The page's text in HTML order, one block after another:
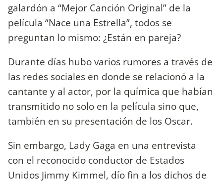
galardón a “Mejor Canción Original” de la
película “Nace una Estrella”, todos se
preguntan lo mismo: ¿Están en pareja?
Durante días hubo varios rumores a través de
las redes sociales en donde se relacionó a la
cantante y al actor, por la química que habían
transmitido no solo en la película sino que,
también en su presentación de los Oscar.
Sin embargo, Lady Gaga en una entrevista
con el reconocido conductor de Estados
Unidos Jimmy Kimmel, dío fin a los dichos de